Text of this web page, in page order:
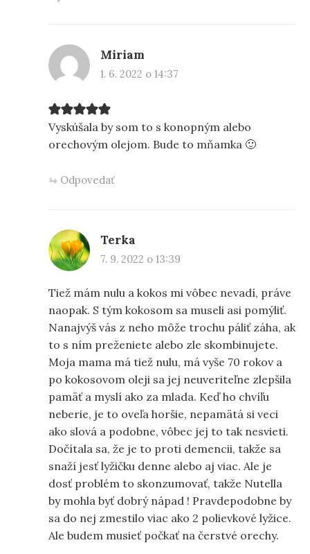
Miriam
1. 6. 2022 o 14:37
Vyskúšala by som to s konopným alebo
orechovým olejom. Bude to mňamka 🙂
Odpovedať
Terka
7. 9. 2022 o 13:39
Tiež mám nulu a kokos mi vôbec nevadí, práve
naopak. S tým kokosom sa museli asi pomýliť.
Nanajvýš vás z neho môže trochu páliť záha, ak
to s ním preženiete alebo zle skombinujete.
Moja mama má tiež nulu, má vyše 70 rokov a
po kokosovom oleji sa jej neuveriteľne zlepšila
pamäť a myslí ako za mlada. Keď ho chvíľu
neberie, je to oveľa horšie, nepamätá si veci
ako slová a podobne, vôbec jej to tak nesvieti.
Dočítala sa, že je to proti demencii, takže sa
snaží jesť lyžičku denne alebo aj viac. Ale je
dosť problém to skonzumovať, takže Nutella
by mohla byť dobrý nápad ! Pravdepodobne by
sa do nej zmestilo viac ako 2 polievkové lyžice.
Ale budem musieť počkať na čerstvé orechy.